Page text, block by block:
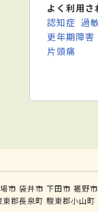
よく利用さ
認知症 過
更年期障害
片頭痛
市 袋井市 下田市 裾野市
東郡長泉町 駿東郡小山町